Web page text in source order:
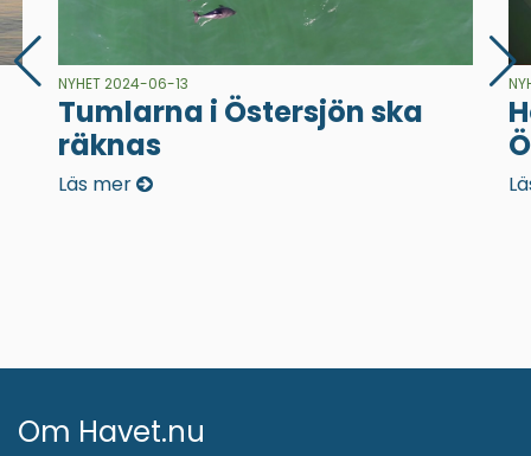
NYHET 2024-06-13
Tumlarna i Östersjön ska
räknas
Läs mer
Om Havet.nu